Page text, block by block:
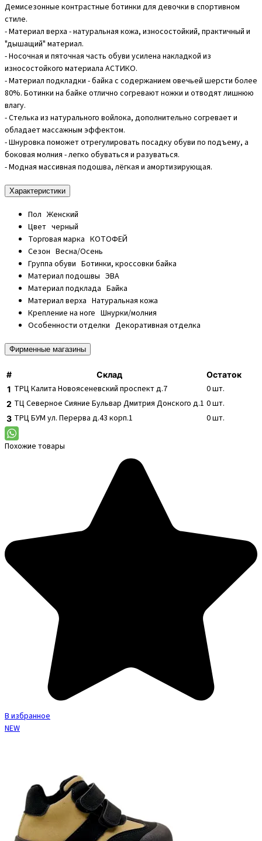
Демисезонные контрастные ботинки для девочки в спортивном
стиле.
- Материал верха - натуральная кожа, износостойкий, практичный и
"дышащий" материал.
- Носочная и пяточная часть обуви усилена накладкой из
износостойкого материала АСТИКО.
- Материал подкладки - байка с содержанием овечьей шерсти более
80%. Ботинки на байке отлично согревают ножки и отводят лишнюю
влагу.
- Стелька из натурального войлока, дополнительно согревает и
обладает массажным эффектом.
- Шнуровка поможет отрегулировать посадку обуви по подъему, а
боковая молния - легко обуваться и разуваться.
- Модная массивная подошва, лёгкая и амортизирующая.
Характеристики
Пол Женский
Цвет черный
Торговая марка КОТОФЕЙ
Сезон Весна/Осень
Группа обуви Ботинки, кроссовки байка
Материал подошвы ЭВА
Материал подклада Байка
Материал верха Натуральная кожа
Крепление на ноге Шнурки/молния
Особенности отделки Декоративная отделка
Фирменные магазины
# Склад
Остаток
1 ТРЦ Калита Новоясеневский проспект д.7 0шт.
2 ТЦ Северное Сияние Бульвар Дмитрия Донского д.1 0шт.
3 ТРЦ БУМ ул. Перерва д.43 корп.1 0шт.
Похожие товары
В избранное
NEW